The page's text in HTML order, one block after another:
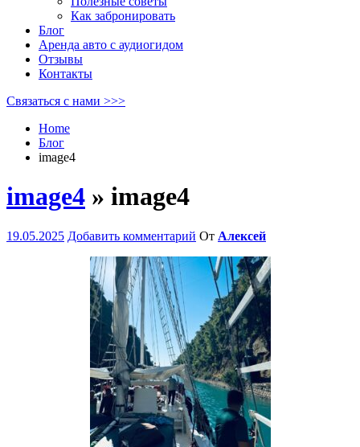
Как забронировать
Блог
Аренда авто с аудиогидом
Отзывы
Контакты
Связаться с нами >>>
Home
Блог
image4
image4 » image4
19.05.2025 Добавить комментарий От Алексей